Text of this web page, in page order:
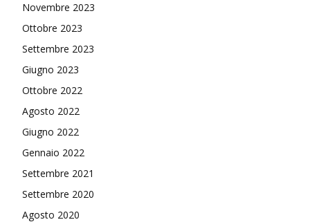
Novembre 2023
Ottobre 2023
Settembre 2023
Giugno 2023
Ottobre 2022
Agosto 2022
Giugno 2022
Gennaio 2022
Settembre 2021
Settembre 2020
Agosto 2020